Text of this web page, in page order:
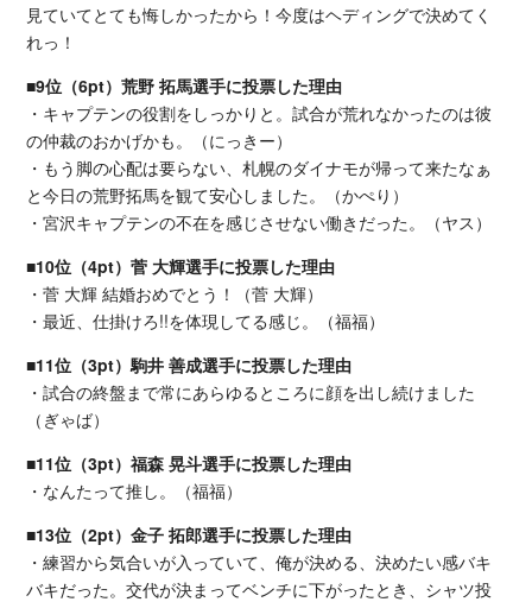
見ていてとても悔しかったから！今度はヘディングで決めてく
れっ！
■9位（6pt）荒野 拓馬選手に投票した理由
・キャプテンの役割をしっかりと。試合が荒れなかったのは彼
の仲裁のおかげかも。（にっきー）
・もう脚の心配は要らない、札幌のダイナモが帰って来たなぁ
と今日の荒野拓馬を観て安心しました。（かぺり）
・宮沢キャプテンの不在を感じさせない働きだった。（ヤス）
■10位（4pt）菅 大輝選手に投票した理由
・菅 大輝 結婚おめでとう！（菅 大輝）
・最近、仕掛けろ!!を体現してる感じ。（福福）
■11位（3pt）駒井 善成選手に投票した理由
・試合の終盤まで常にあらゆるところに顔を出し続けました
（ぎゃば）
■11位（3pt）福森 晃斗選手に投票した理由
・なんたって推し。（福福）
■13位（2pt）金子 拓郎選手に投票した理由
・練習から気合いが入っていて、俺が決める、決めたい感バキ
バキだった。交代が決まってベンチに下がったとき、シャツ投